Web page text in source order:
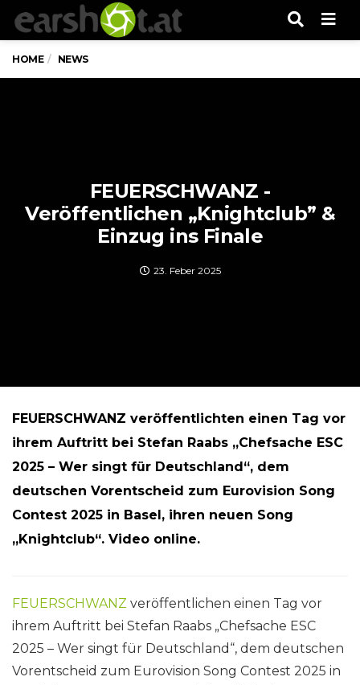
HOME NEWS
FEUERSCHWANZ -
Veröffentlichen „Knightclub” &
Einzug ins Finale
23. Feber 2025
FEUERSCHWANZ veröffentlichten einen Tag vor
ihrem Auftritt bei Stefan Raabs „Chefsache ESC
2025 – Wer singt für Deutschland“, dem
deutschen Vorentscheid zum Eurovision Song
Contest 2025 in Basel, ihren neuen Song
„Knightclub“. Video online.
FEUERSCHWANZ veröffentlichen einen Tag vor
ihrem Auftritt bei Stefan Raabs „Chefsache ESC
2025 – Wer singt für Deutschland“, dem deutschen
Vorentscheid zum Eurovision Song Contest 2025 in